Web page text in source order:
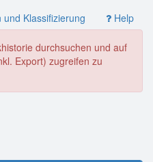
Klassifizierung Help
durchsuchen und auf
Export) zugreifen zu